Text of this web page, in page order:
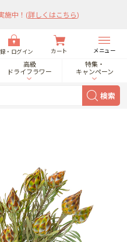
施中！ (詳しくはこちら)
・ログイン カート メニュー
高級
ドライフラワー
特集・
キャンペーン
検索